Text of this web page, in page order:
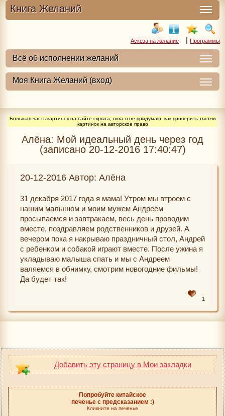
Книга Желаний
Аскеза на желание | Программы
Большая часть картинок на сайте скрыта, пока я не придумаю, как проверить тысячи
картинок на авторское право
Алёна: Мой идеальный день через год
(записано 20-12-2016 17:40:47)
20-12-2016 Автор: Алёна
31 декабря 2017 года я мама! Утром мы втроем с
нашим малышом и моим мужем Андреем
просыпаемся и завтракаем, весь день проводим
вместе, поздравляем родственников и друзей. А
вечером пока я накрываю праздничный стол, Андрей
с ребенком и собакой играют вместе. После ужина я
укладываю малыша спать и мы с Андреем
валяемся в обнимку, смотрим новогодние фильмы!
Да будет так!
1
Добавить эту страницу в Мои закладки
Попробуйте китайское
печенье с предсказанием :)
Кликните на печенье